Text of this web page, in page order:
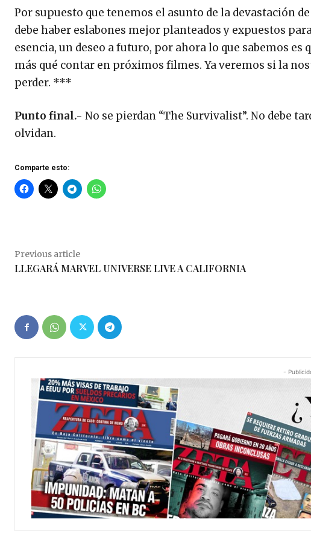
Por supuesto que tenemos el asunto de la devastación
debe haber eslabones mejor planteados y expuestos
esencia, un deseo a futuro, por ahora lo que sabemos
más qué contar en próximos filmes. Ya veremos si la
perder. ***
Punto final.- No se pierdan “The Survivalist”. No debe
olvidan.
Comparte esto:
Previous article
LLEGARÁ MARVEL UNIVERSE LIVE A CALIFORNIA
-